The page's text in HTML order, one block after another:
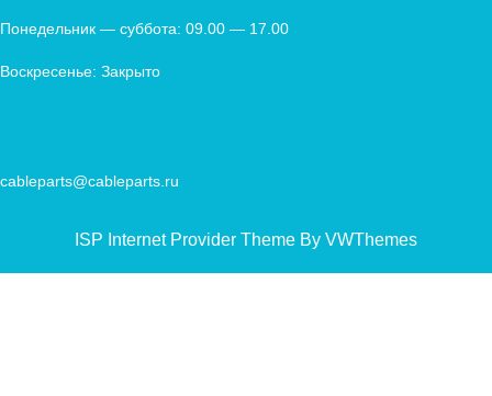
Понедельник — суббота: 09.00 — 17.00
Воскресенье: Закрыто
cableparts@cableparts.ru
ISP Internet Provider Theme By VWThemes